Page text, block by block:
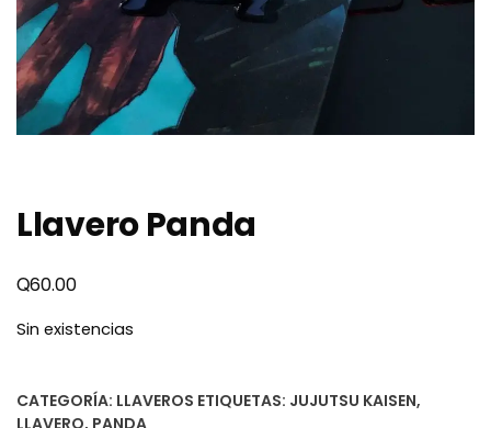
Llavero Panda
Q60.00
Sin existencias
CATEGORÍA: LLAVEROS ETIQUETAS: JUJUTSU KAISEN,